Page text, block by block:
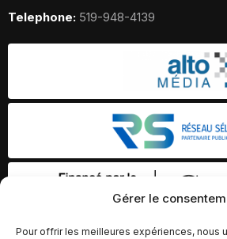
Gérer le
Pour offrir les meilleures expériences, nous
Telephone: 519-948-4139